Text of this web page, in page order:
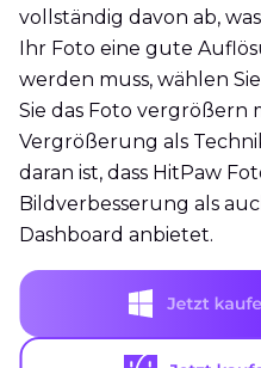
vollständig davon ab,
Ihr Foto eine gute
werden muss, wählen
Sie das Foto vergrößern
Vergrößerung als
daran ist, dass HitPaw
Bildverbesserung als
Dashboard anbietet.